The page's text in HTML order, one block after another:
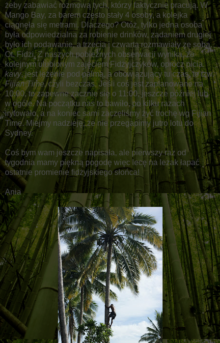
żeby zabawiać rozmową tych, którzy faktycznie pracują. W
Mango Bay, za barem często stały 4 osoby, a kolejka
ciągnęła się metrami. Dlaczego? Otóż, tylko jedna osoba
była odpowiedzialna za robienie drinków, zadaniem drugiej
było ich podawanie, a trzecia i czwarta rozmawiały ze sobą.
Ot, Fidżi. Z naszych pobieżnych obserwacji wynika, że
kolejnym ulubionym zajęciem Fidżyjczyków, oprócz picia
kavy, jest leżenie pod palmą, a obowiązujący tu czas to tzw.
Fijian Time,czyli bezczas. Jeśli coś jest zaplanowane na
10:00, to zapewne zacznie się o 11:00, jeszcze później lub
w ogóle. Na początku nas to bawiło, po kilku razach
irytowało, a na koniec sami zaczęliśmy żyć trochę wg Fijian
Time. Miejmy nadzieję, że nie przegapimy jutro lotu do
Sydney.
Coś bym wam jeszcze napisała, ale pierwszy raz od
tygodnia mamy piękną pogodę więc lecę na leżak łapać
ostatnie promienie fidżyjskiego słońca!
Ania